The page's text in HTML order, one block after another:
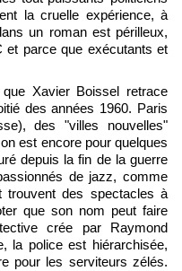
la cruelle expérience, à
un roman est périlleux,
et parce que exécutants et
Xavier Boissel retrace
des années 1960. Paris
des "villes nouvelles"
est encore pour quelques
depuis la fin de la guerre
de jazz, comme
trouvent des spectacles à
que son nom peut faire
crée par Raymond
la police est hiérarchisée,
pour les serviteurs zélés.